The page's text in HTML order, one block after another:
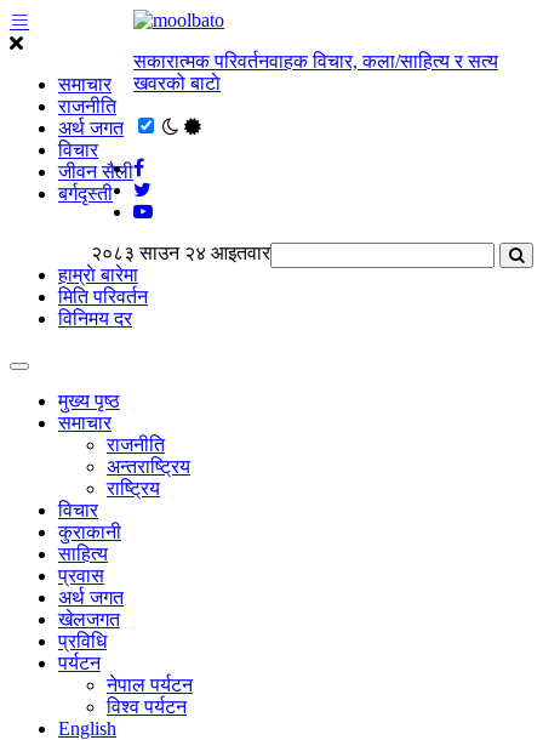
समाचार
राजनीति
अर्थ जगत
विचार
जीवन सैली
बर्गदृस्ती
सकारात्मक परिवर्तनवाहक विचार, कला/साहित्य र सत्य
खवरको बाटाे
२०८३ साउन २४ आइतवार
हाम्राे बारेमा
मिति परिवर्तन
विनिमय दर
मुख्य पृष्ठ
समाचार
राजनीति
अन्तराष्ट्रिय
राष्ट्रिय
विचार
कुराकानी
साहित्य
प्रवास
अर्थ जगत
खेलजगत
प्रविधि
पर्यटन
नेपाल पर्यटन
विश्व पर्यटन
English